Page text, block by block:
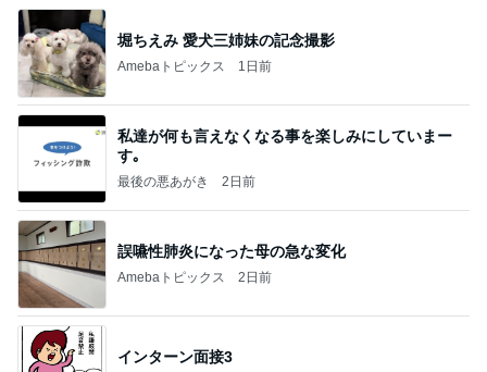
堀ちえみ 愛犬三姉妹の記念撮影
Amebaトピックス 1日前
私達が何も言えなくなる事を楽しみにしていまー
す｡
最後の悪あがき 2日前
誤嚥性肺炎になった母の急な変化
Amebaトピックス 2日前
インターン面接3